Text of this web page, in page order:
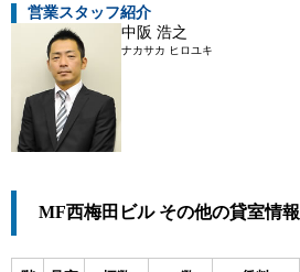
営業スタッフ紹介
中阪 浩之
ナカサカ ヒロユキ
MF西梅田ビル その他の貸室情報